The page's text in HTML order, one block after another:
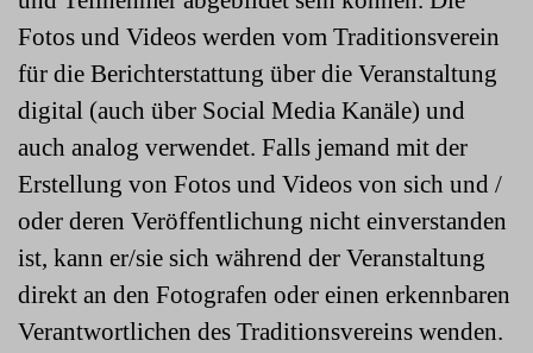
Fotos und Videos werden vom Traditionsverein
für die Berichterstattung über die Veranstaltung
digital (auch über Social Media Kanäle) und
auch analog verwendet. Falls jemand mit der
Erstellung von Fotos und Videos von sich und /
oder deren Veröffentlichung nicht einverstanden
ist, kann er/sie sich während der Veranstaltung
direkt an den Fotografen oder einen erkennbaren
Verantwortlichen des Traditionsvereins wenden.